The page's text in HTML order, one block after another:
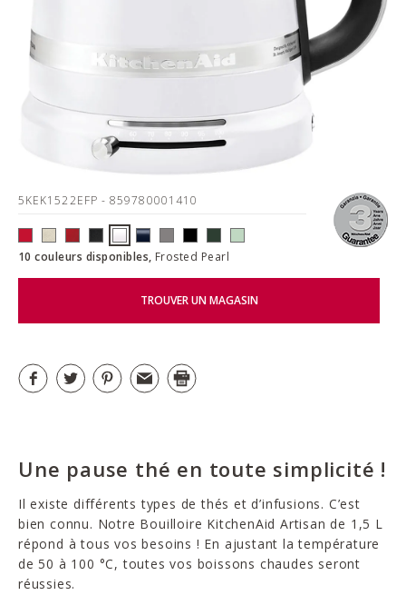
5KEK1522EFP - 859780001410
10 couleurs disponibles, Frosted Pearl
TROUVER UN MAGASIN
Une pause thé en toute simplicité !
Il existe différents types de thés et d’infusions. C’est
bien connu. Notre Bouilloire KitchenAid Artisan de 1,5 L
répond à tous vos besoins ! En ajustant la température
de 50 à 100 °C, toutes vos boissons chaudes seront
réussies.